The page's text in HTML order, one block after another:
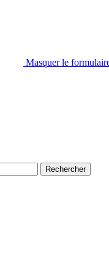
Masquer le
Rechercher